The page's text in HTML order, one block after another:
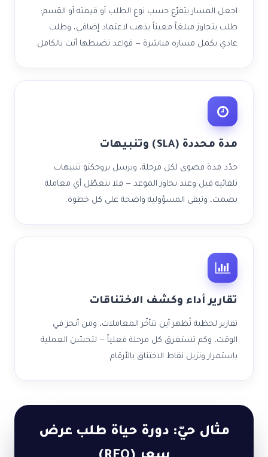
اجعل المسار يتفرّع حسب نوع الطلب أو قيمته أو القسم:
طلب يتجاوز مبلغاً معيناً يذهب لاعتماد إضافي، وطلب
عادي يكمل مساره مباشرة — قواعد تضبطها أنت بالكامل.
مدة محددة (SLA) وتنبيهات
حدّد مدة قصوى لكل مرحلة، ويرسل بروجكتو تنبيهات
تلقائية قبل وعند تجاوز الموعد — فلا تتعطّل أي معاملة
بصمت، وتبقى المسؤولية واضحة على كل خطوة.
تقارير أداء وكشف الاختناقات
تقارير لحظية تُظهر أين تتأخّر المعاملات، ومن أنجز في
الوقت، وكم تستغرق كل مرحلة فعلياً — لتحسّن العملية
باستمرار وتزيل نقاط الاختناق بالأرقام.
مثال حيّ: دورة حياة طلب عرض